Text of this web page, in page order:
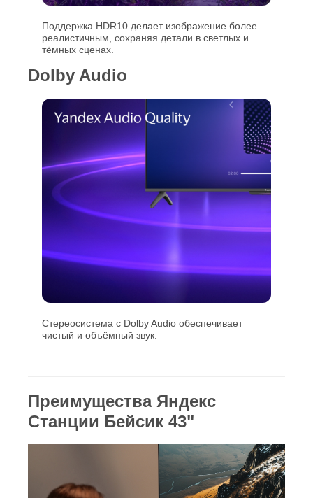
Поддержка HDR10 делает изображение более
реалистичным, сохраняя детали в светлых и
тёмных сценах.
Dolby Audio
Стереосистема с Dolby Audio обеспечивает
чистый и объёмный звук.
Преимущества Яндекс
Станции Бейсик 43"